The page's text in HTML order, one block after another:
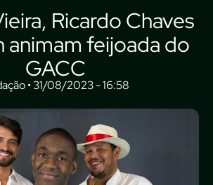
Ricardo Chaves
animam feijoada do
GACC
• 31/08/2023 - 16:58